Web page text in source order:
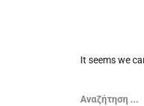
It seems we
Αναζήτηση ...